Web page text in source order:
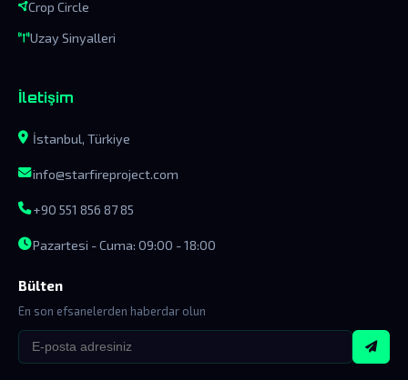
Crop Circle
Uzay Sinyalleri
İletişim
İstanbul, Türkiye
info@starfireproject.com
+90 551 856 87 85
Pazartesi - Cuma: 09:00 - 18:00
Bülten
En son efsanelerden haberdar olun